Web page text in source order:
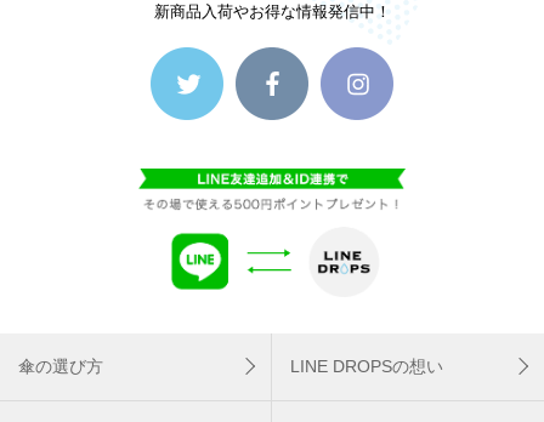
新商品入荷やお得な情報発信中！
傘の選び方 LINE DROPSの想い